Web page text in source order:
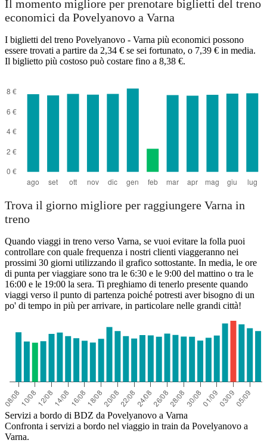
Povelyanovo
Il momento migliore per prenotare biglietti del treno
economici da Povelyanovo a Varna
I biglietti del treno Povelyanovo - Varna più economici possono
essere trovati a partire da 2,34 € se sei fortunato, o 7,39 € in media.
Il biglietto più costoso può costare fino a 8,38 €.
Trova il giorno migliore per raggiungere Varna in
treno
Quando viaggi in treno verso Varna, se vuoi evitare la folla puoi
controllare con quale frequenza i nostri clienti viaggeranno nei
prossimi 30 giorni utilizzando il grafico sottostante. In media, le ore
di punta per viaggiare sono tra le 6:30 e le 9:00 del mattino o tra le
16:00 e le 19:00 la sera. Ti preghiamo di tenerlo presente quando
viaggi verso il punto di partenza poiché potresti aver bisogno di un
po' di tempo in più per arrivare, in particolare nelle grandi città!
Servizi a bordo di BDZ da Povelyanovo a Varna
Confronta i servizi a bordo nel viaggio in train da Povelyanovo a
Varna.